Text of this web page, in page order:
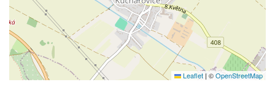
Leaflet | ©OpenStreetMap